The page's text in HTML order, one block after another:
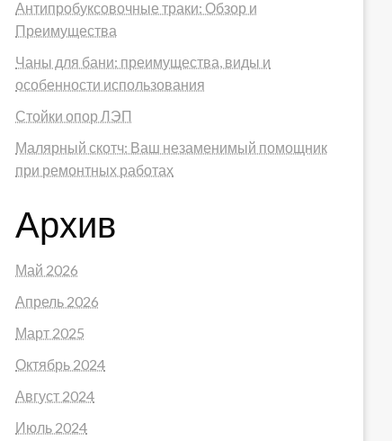
Антипробуксовочные траки: Обзор и
Преимущества
Чаны для бани: преимущества, виды и
особенности использования
Стойки опор ЛЭП
Малярный скотч: Ваш незаменимый помощник
при ремонтных работах
Архив
Май 2026
Апрель 2026
Март 2025
Октябрь 2024
Август 2024
Июль 2024